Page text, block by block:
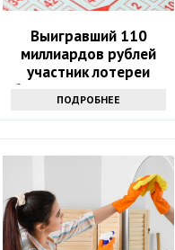
Выигравший 110
миллиардов рублей
участник лотереи
объявился через девять
месяцев
ПОДРОБНЕЕ